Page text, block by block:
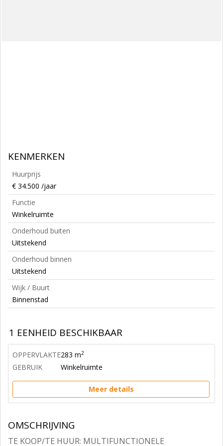
KENMERKEN
Huurprijs
€ 34.500 /jaar
Functie
Winkelruimte
Onderhoud buiten
Uitstekend
Onderhoud binnen
Uitstekend
Wijk / Buurt
Binnenstad
1 EENHEID BESCHIKBAAR
OPPERVLAKTE283 m2
GEBRUIK Winkelruimte
Meer details
OMSCHRIJVING
TE KOOP/TE HUUR: MULTIFUNCTIONELE